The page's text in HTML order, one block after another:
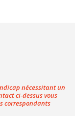
nécessitant un
ci-dessus vous
correspondants